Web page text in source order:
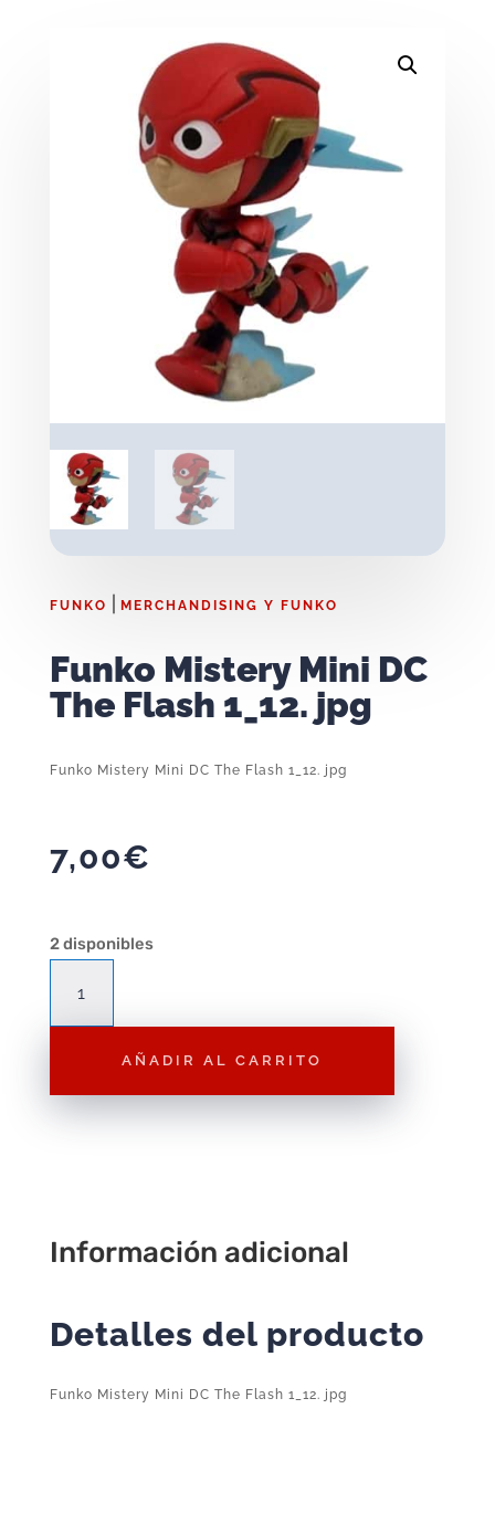
FUNKO MERCHANDISING Y FUNKO
Funko Mistery Mini DC
The Flash 1_12. jpg
Funko Mistery Mini DC The Flash 1_12. jpg
7,00€
2 disponibles
Mistery
Mini
AÑADIR AL CARRITO
Información adicional
Detalles del producto
Funko Mistery Mini DC The Flash 1_12. jpg